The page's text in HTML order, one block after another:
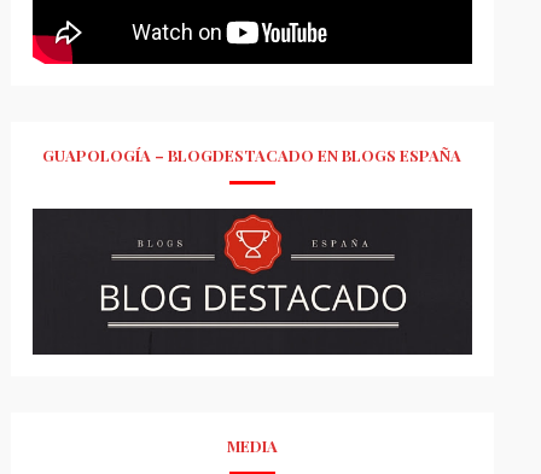
GUAPOLOGÍA – BLOGDESTACADO EN BLOGS ESPAÑA
MEDIA